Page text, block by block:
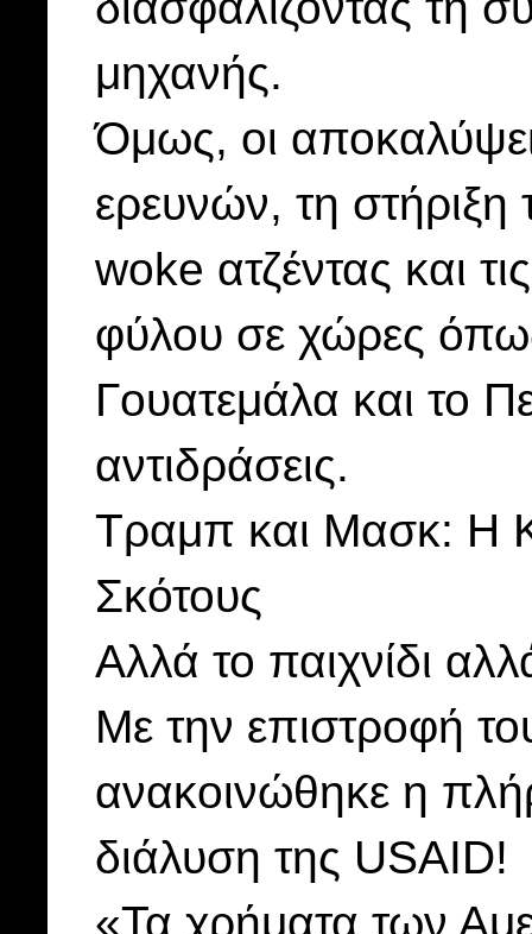
μηχανής.
Όμως, οι
ερευνών, τη στήριξη
woke ατζέντας και
φύλου σε χώρες
Γουατεμάλα και το
αντιδράσεις.
Τραμπ και Μασκ: Η
Σκότους
Αλλά το παιχνίδι
Με την επιστροφή
ανακοινώθηκε η
διάλυση της USAID!
«Τα χρήματα των